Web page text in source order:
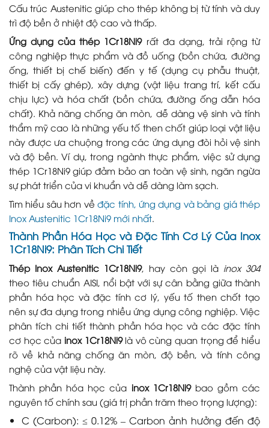
Cấu trúc Austenitic giúp cho thép không bị từ tính và duy
trì độ bền ở nhiệt độ cao và thấp.
Ứng dụng của thép 1Cr18Ni9rất đa dạng, trải rộng từ
công nghiệp thực phẩm và đồ uống (bồn chứa, đường
ống, thiết bị chế biến) đến y tế (dụng cụ phẫu thuật,
thiết bị cấy ghép), xây dựng (vật liệu trang trí, kết cấu
chịu lực) và hóa chất (bồn chứa, đường ống dẫn hóa
chất). Khả năng chống ăn mòn, dễ dàng vệ sinh và tính
thẩm mỹ cao là những yếu tố then chốt giúp loại vật liệu
này được ưa chuộng trong các ứng dụng đòi hỏi vệ sinh
và độ bền. Ví dụ, trong ngành thực phẩm, việc sử dụng
thép 1Cr18Ni9 giúp đảm bảo an toàn vệ sinh, ngăn ngừa
sự phát triển của vi khuẩn và dễ dàng làm sạch.
Tìm hiểu sâu hơn vềđặc tính, ứng dụng và bảng giá thép
Inox Austenitic 1Cr18Ni9 mới nhất
Thành Phần Hóa Học và Đặc Tính Cơ Lý Của Inox
1Cr18Ni9: Phân Tích Chi Tiết
Thép Inox Austenitic 1Cr18Ni9, hay còn gọi là inox 304
theo tiêu chuẩn AISI, nổi bật với sự cân bằng giữa thành
phần hóa học và đặc tính cơ lý, yếu tố then chốt tạo
nên sự đa dụng trong nhiều ứng dụng công nghiệp. Việc
phân tích chi tiết thành phần hóa học và các đặc tính
cơ học của inox 1Cr18Ni9là vô cùng quan trọng để hiểu
rõ về khả năng chống ăn mòn, độ bền, và tính công
nghệ của vật liệu này.
Thành phần hóa học của inox 1Cr18Ni9bao gồm các
nguyên tố chính sau (giá trị phần trăm theo trọng lượng):
C (Carbon): ≤ 0.12% – Carbon ảnh hưởng đến độ